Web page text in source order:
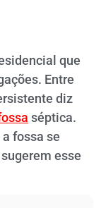
que
Entre
diz
séptica.
fossa se
esse